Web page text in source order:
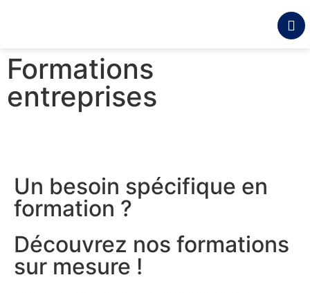
Formations
entreprises
Un besoin spécifique en
formation ?
Découvrez nos formations
sur mesure !